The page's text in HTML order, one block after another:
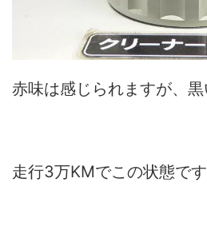
赤味は感じられますが、黒
走行3万KMでこの状態です